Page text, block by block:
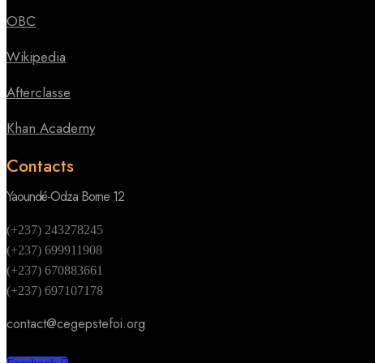
OBC
Wikipedia
Afterclasse
Khan Academy
Contacts
Yaoundé-Odza Borne 12
(+237) 243278245
(+237) 699911908
(+237) 670883661
(+237) 697107178
contact@cegepstefoi.org